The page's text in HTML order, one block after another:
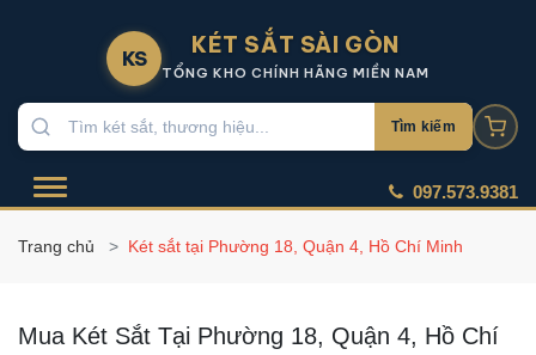
KS KÉT SẮT SÀI GÒN
TỔNG KHO CHÍNH HÃNG MIỀN NAM
Tìm kiếm
097.573.9381
Trang chủ Két sắt tại Phường 18, Quận 4, Hồ Chí Minh
Mua Két Sắt Tại Phường 18, Quận 4, Hồ Chí